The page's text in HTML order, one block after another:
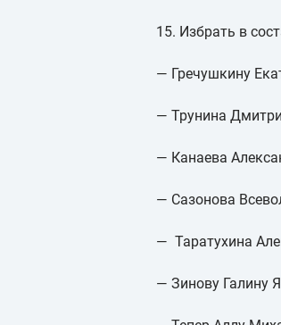
15. Избрать в
— Гречушкину
— Трунина
— Канаева
— Сазонова
— Таратухина
— Зинову Галину